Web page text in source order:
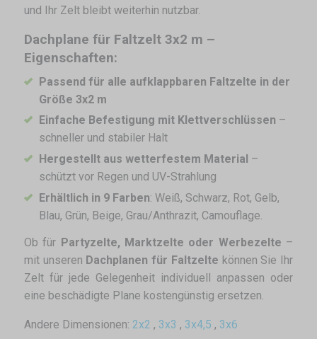
und Ihr Zelt bleibt weiterhin nutzbar.
Dachplane für Faltzelt 3x2 m –
Eigenschaften:
Passend für alle aufklappbaren Faltzelte in der
Größe 3x2 m
Einfache Befestigung mit Klettverschlüssen –
schneller und stabiler Halt
Hergestellt aus wetterfestem Material –
schützt vor Regen und UV-Strahlung
Erhältlich in 9 Farben: Weiß, Schwarz, Rot, Gelb,
Blau, Grün, Beige, Grau/Anthrazit, Camouflage.
Ob für Partyzelte, Marktzelte oder Werbezelte –
mit unseren Dachplanen für Faltzelte können Sie Ihr
Zelt für jede Gelegenheit individuell anpassen oder
eine beschädigte Plane kostengünstig ersetzen.
Andere Dimensionen: 2x2 , 3x3 , 3x4,5 , 3x6